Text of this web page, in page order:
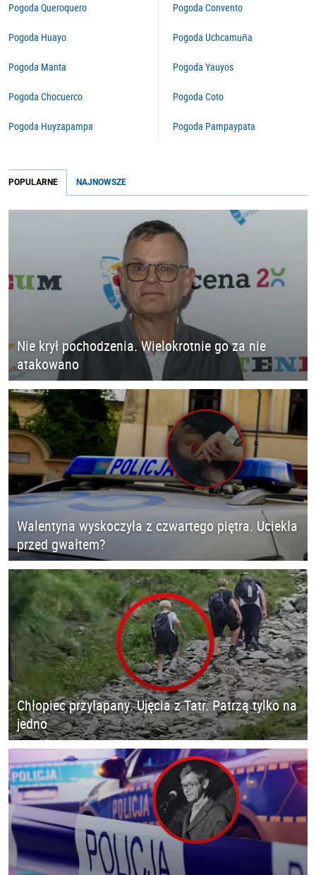
Pogoda Queroquero
Pogoda Huayo
Pogoda Manta
Pogoda Chocuerco
Pogoda Huyzapampa
Pogoda Convento
Pogoda Uchcamuña
Pogoda Yauyos
Pogoda Coto
Pogoda Pampaypata
POPULARNE NAJNOWSZE
Nie krył pochodzenia. Wielokrotnie go za nie
atakowano
Walentyna wyskoczyła z czwartego piętra. Uciekła
przed gwałtem?
Chłopiec przyłapany. Ujęcia z Tatr. Patrzą tylko na
jedno